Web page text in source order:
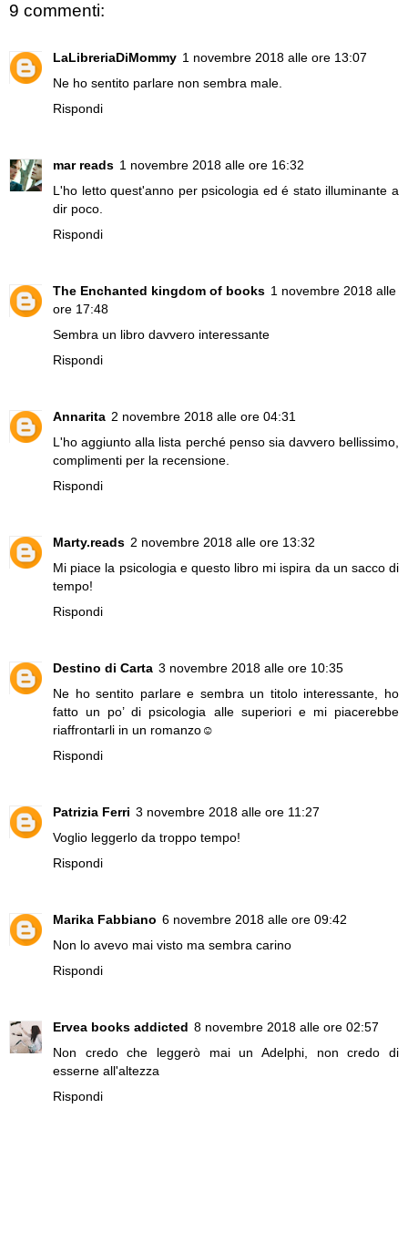
9 commenti:
LaLibreriaDiMommy 1 novembre 2018 alle ore 13:07
Ne ho sentito parlare non sembra male.
Rispondi
mar reads 1 novembre 2018 alle ore 16:32
L'ho letto quest'anno per psicologia ed é stato illuminante a
dir poco.
Rispondi
The Enchanted kingdom of books 1 novembre 2018 alle
ore 17:48
Sembra un libro davvero interessante
Rispondi
Annarita 2 novembre 2018 alle ore 04:31
L'ho aggiunto alla lista perché penso sia davvero bellissimo,
complimenti per la recensione.
Rispondi
Marty.reads 2 novembre 2018 alle ore 13:32
Mi piace la psicologia e questo libro mi ispira da un sacco di
tempo!
Rispondi
Destino di Carta 3 novembre 2018 alle ore 10:35
Ne ho sentito parlare e sembra un titolo interessante, ho
fatto un po’ di psicologia alle superiori e mi piacerebbe
riaffrontarli in un romanzo☺️
Rispondi
Patrizia Ferri 3 novembre 2018 alle ore 11:27
Voglio leggerlo da troppo tempo!
Rispondi
Marika Fabbiano 6 novembre 2018 alle ore 09:42
Non lo avevo mai visto ma sembra carino
Rispondi
Ervea books addicted 8 novembre 2018 alle ore 02:57
Non credo che leggerò mai un Adelphi, non credo di
esserne all'altezza
Rispondi